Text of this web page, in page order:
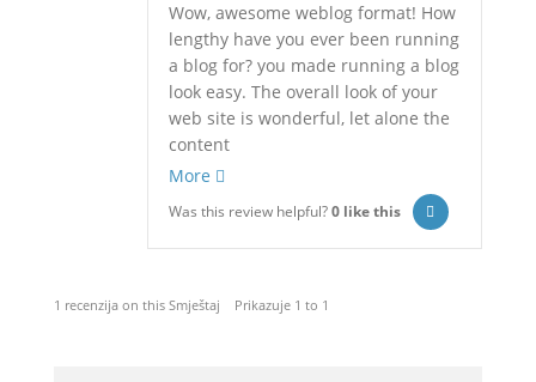
Wow, awesome weblog format! How
lengthy have you ever been running
a blog for? you made running a blog
look easy. The overall look of your
web site is wonderful, let alone the
content
More
Was this review helpful?0like this
1 recenzija on this Smještaj Prikazuje 1 to 1